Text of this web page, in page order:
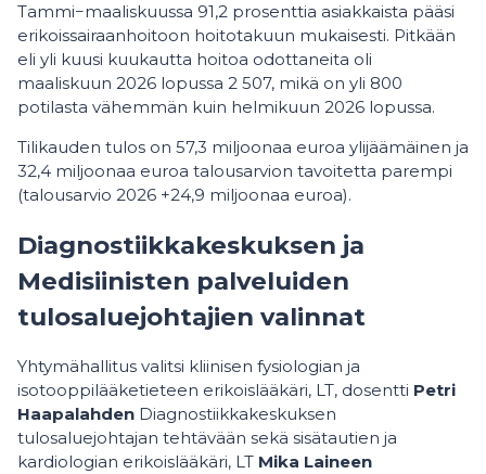
Tammi−maaliskuussa 91,2 prosenttia asiakkaista pääsi
erikoissairaanhoitoon hoitotakuun mukaisesti. Pitkään
eli yli kuusi kuukautta hoitoa odottaneita oli
maaliskuun 2026 lopussa 2 507, mikä on yli 800
potilasta vähemmän kuin helmikuun 2026 lopussa.
Tilikauden tulos on 57,3 miljoonaa euroa ylijäämäinen ja
32,4 miljoonaa euroa talousarvion tavoitetta parempi
(talousarvio 2026 +24,9 miljoonaa euroa).
Diagnostiikkakeskuksen ja
Medisiinisten palveluiden
tulosaluejohtajien valinnat
Yhtymähallitus valitsi kliinisen fysiologian ja
isotooppilääketieteen erikoislääkäri, LT, dosentti Petri
Haapalahden Diagnostiikkakeskuksen
tulosaluejohtajan tehtävään sekä sisätautien ja
kardiologian erikoislääkäri, LT Mika Laineen